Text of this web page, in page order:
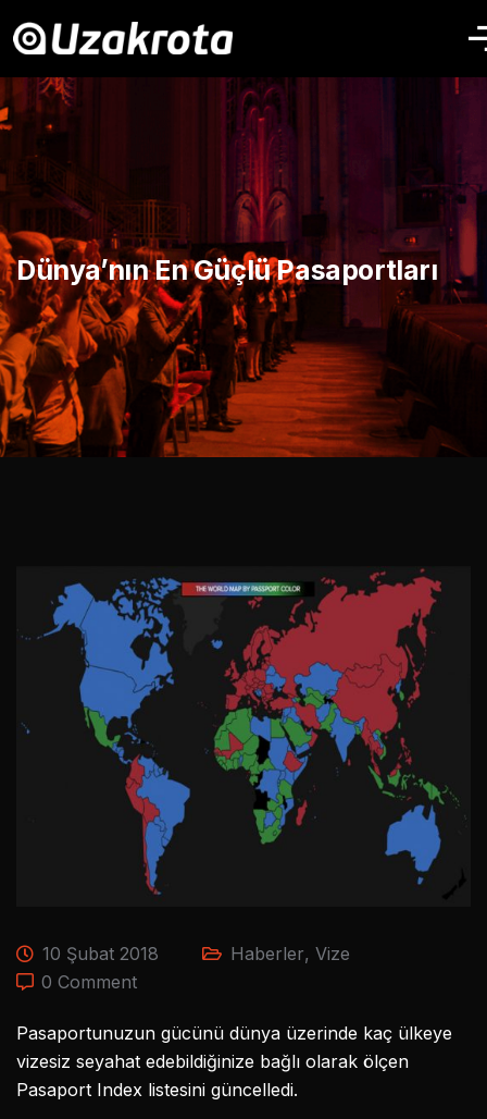
Dünya’nın En Güçlü Pasaportları
10 Şubat 2018 Haberler, Vize
0 Comment
Pasaportunuzun gücünü dünya üzerinde kaç ülkeye
vizesiz seyahat edebildiğinize bağlı olarak ölçen
Pasaport Index listesini güncelledi.